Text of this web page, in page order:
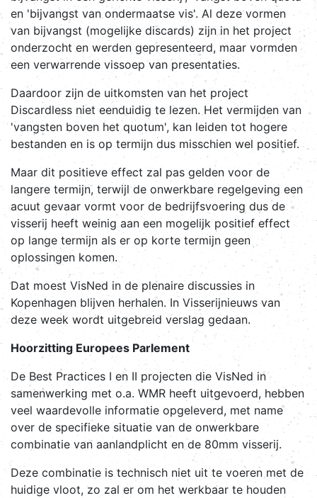
en 'bijvangst van ondermaatse vis'. Al deze vormen
van bijvangst (mogelijke discards) zijn in het project
onderzocht en werden gepresenteerd, maar vormden
een verwarrende vissoep van presentaties.
Daardoor zijn de uitkomsten van het project
Discardless niet eenduidig te lezen. Het vermijden van
'vangsten boven het quotum', kan leiden tot hogere
bestanden en is op termijn dus misschien wel positief.
Maar dit positieve effect zal pas gelden voor de
langere termijn, terwijl de onwerkbare regelgeving een
acuut gevaar vormt voor de bedrijfsvoering dus de
visserij heeft weinig aan een mogelijk positief effect
op lange termijn als er op korte termijn geen
oplossingen komen.
Dat moest VisNed in de plenaire discussies in
Kopenhagen blijven herhalen. In Visserijnieuws van
deze week wordt uitgebreid verslag gedaan.
Hoorzitting Europees Parlement
De Best Practices I en II projecten die VisNed in
samenwerking met o.a. WMR heeft uitgevoerd, hebben
veel waardevolle informatie opgeleverd, met name
over de specifieke situatie van de onwerkbare
combinatie van aanlandplicht en de 80mm visserij.
Deze combinatie is technisch niet uit te voeren met de
huidige vloot, zo zal er om het werkbaar te houden